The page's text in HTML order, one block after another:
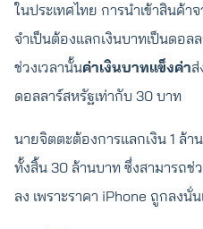
ในประเทศไทย การนำเข้าสินค้า
จำเป็นต้องแลกเงินบาทเป็นดอล
ช่วงเวลานั้นค่าเงินบาทแข็งค่าส่
ดอลลาร์สหรัฐเท่ากับ 30 บาท
นายจิตตะต้องการแลกเงิน 1 ล้า
ทั้งสิ้น 30 ล้านบาท ซึ่งสามารถช่
ลง เพราะราคา iPhone ถูกลงนั่น